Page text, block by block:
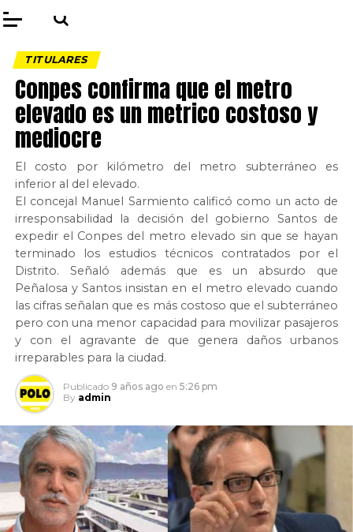
TITULARES
Conpes confirma que el metro
elevado es un metrico costoso y
mediocre
El costo por kilómetro del metro subterráneo es
inferior al del elevado.
El concejal Manuel Sarmiento calificó como un acto de
irresponsabilidad la decisión del gobierno Santos de
expedir el Conpes del metro elevado sin que se hayan
terminado los estudios técnicos contratados por el
Distrito. Señaló además que es un absurdo que
Peñalosa y Santos insistan en el metro elevado cuando
las cifras señalan que es más costoso que el subterráneo
pero con una menor capacidad para movilizar pasajeros
y con el agravante de que genera daños urbanos
irreparables para la ciudad.
Publicado 9 años ago en 5:26 pm
By admin